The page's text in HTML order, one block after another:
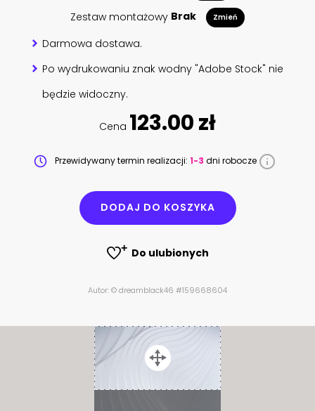
Zestaw montażowy Brak Zmień
Darmowa dostawa.
Po wydrukowaniu znak wodny "Adobe Stock" nie
będzie widoczny.
Cena 123.00 zł
Przewidywany termin realizacji: 1-3 dni robocze
DODAJ DO KOSZYKA
Do ulubionych
Autor: © dreamblack46 #159668604